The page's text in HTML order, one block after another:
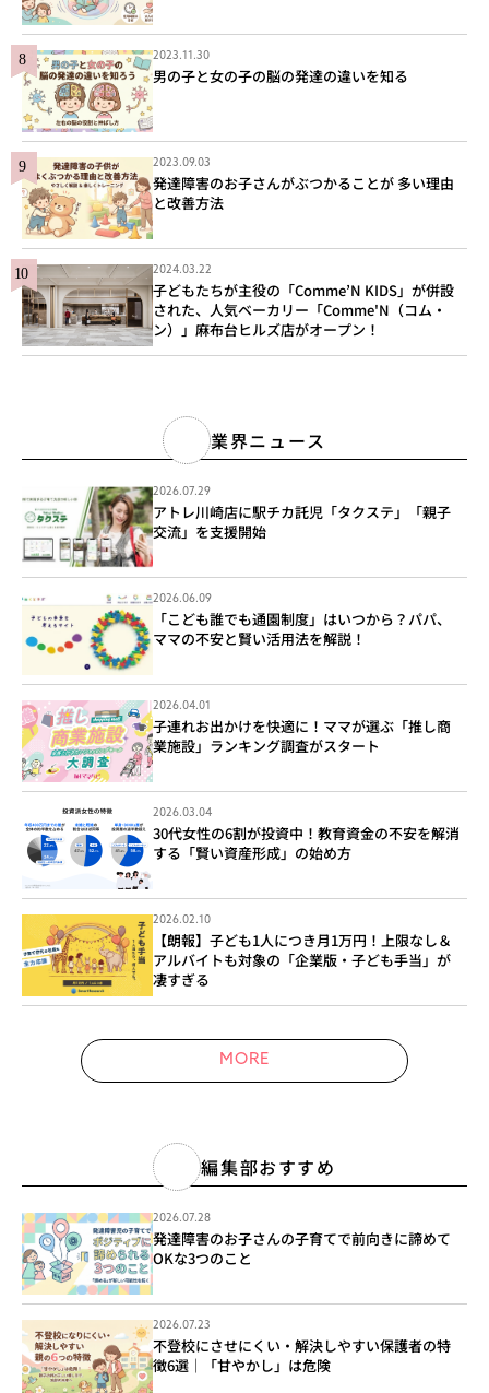
2023.11.30
男の子と女の子の脳の発達の違いを知る
2023.09.03
発達障害のお子さんがぶつかることが 多い理由
と改善方法
2024.03.22
子どもたちが主役の「Comme’N KIDS」が併設
された、人気ベーカリー「Comme'N（コム・
ン）」麻布台ヒルズ店がオープン！
業界ニュース
2026.07.29
アトレ川崎店に駅チカ託児「タクステ」「親子
交流」を支援開始
2026.06.09
「こども誰でも通園制度」はいつから？パパ、
ママの不安と賢い活用法を解説！
2026.04.01
子連れお出かけを快適に！ママが選ぶ「推し商
業施設」ランキング調査がスタート
2026.03.04
30代女性の6割が投資中！教育資金の不安を解消
する「賢い資産形成」の始め方
2026.02.10
【朗報】子ども1人につき月1万円！上限なし＆
アルバイトも対象の「企業版・子ども手当」が
凄すぎる
MORE
編集部おすすめ
2026.07.28
発達障害のお子さんの子育てで前向きに諦めて
OKな3つのこと
2026.07.23
不登校にさせにくい・解決しやすい保護者の特
徴6選｜「甘やかし」は危険